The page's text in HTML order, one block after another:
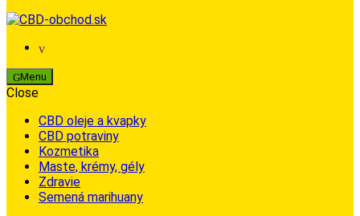
Menu
Close
CBD oleje a kvapky
CBD potraviny
Kozmetika
Maste, krémy, gély
Zdravie
Semená marihuany